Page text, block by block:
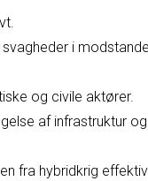
i
og civile aktører.
af infrastruktur
fra hybridkrig